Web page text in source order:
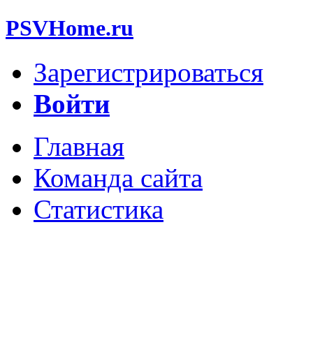
PSVHome.ru
Зарегистрироваться
Войти
Главная
Команда сайта
Статистика